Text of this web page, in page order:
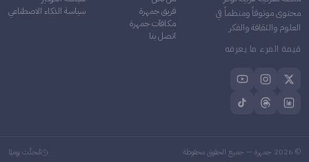
محتوى موثوقاً ومنظماً في
العلوم والثقافة والفكر
قيمة المرء ما يعرفه
فريق جمهرة
مكافآت جمهرة
اتصل بنا
سياسة الذكاء الاصطناعي
©
2026 جمهرة — جميع الحقوق محفوظة مُحدَّث يوميًا